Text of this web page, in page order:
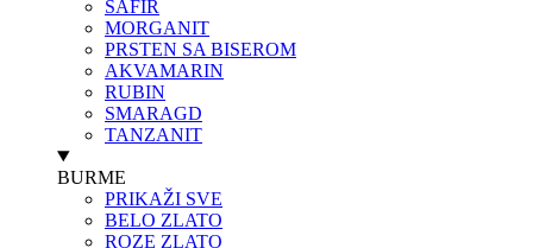
SAFIR
MORGANIT
PRSTEN SA BISEROM
AKVAMARIN
RUBIN
SMARAGD
TANZANIT
BURME
PRIKAŽI SVE
BELO ZLATO
ROZE ZLATO